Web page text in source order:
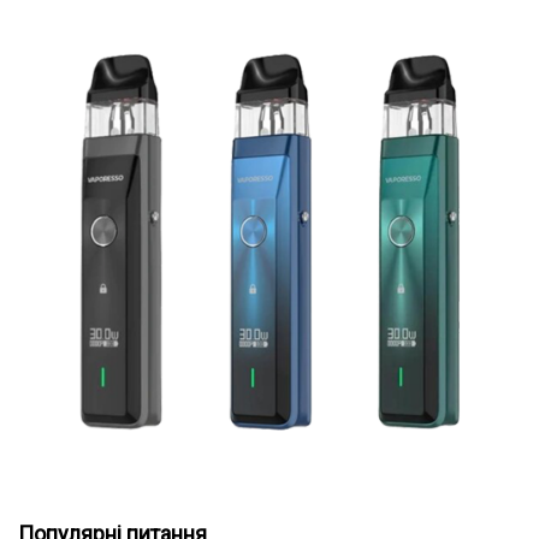
курці, які хочуть усі переваги бокс-мода без потреби носити з